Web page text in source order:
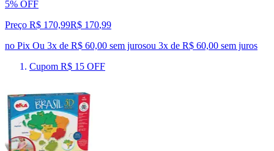
5% OFF
Preço R$ 170,99R$ 170,99
no Pix Ou 3x de R$ 60,00 sem jurosou 3x de R$ 60,00 sem juros
Cupom R$ 15 OFF